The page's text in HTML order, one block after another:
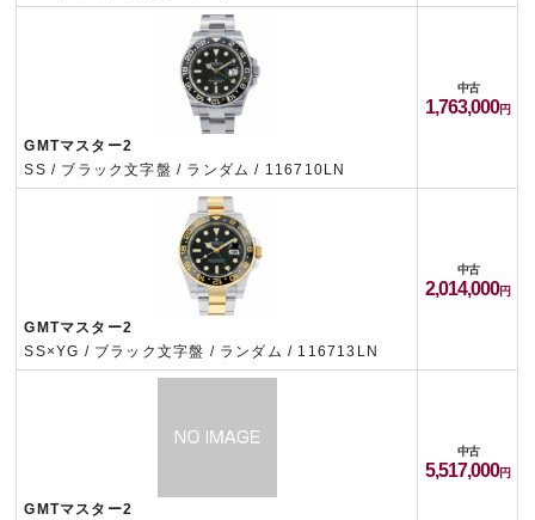
GMTマスター2
SS / ブラック文字盤 / ランダム / 116710LN
中古
1,763,000
GMTマスター2
SS×YG / ブラック文字盤 / ランダム / 116713LN
中古
2,014,000
GMTマスター2
中古
5,517,000